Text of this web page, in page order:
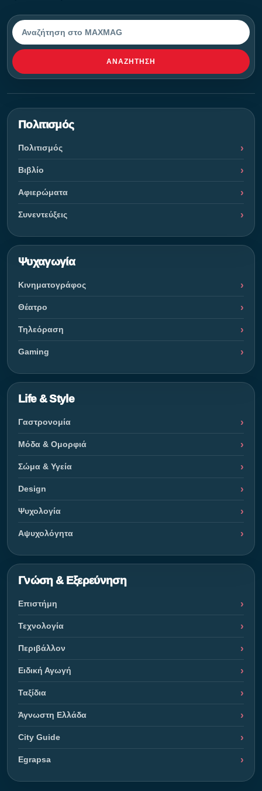
Αναζήτηση
ΑΝΑΖΉΤΗΣΗ
Πολιτισμός
Πολιτισμός
Βιβλίο
Αφιερώματα
Συνεντεύξεις
Ψυχαγωγία
Κινηματογράφος
Θέατρο
Τηλεόραση
Gaming
Life & Style
Γαστρονομία
Μόδα & Ομορφιά
Σώμα & Υγεία
Design
Ψυχολογία
Αψυχολόγητα
Γνώση & Εξερεύνηση
Επιστήμη
Τεχνολογία
Περιβάλλον
Ειδική Αγωγή
Ταξίδια
Άγνωστη Ελλάδα
City Guide
Egrapsa